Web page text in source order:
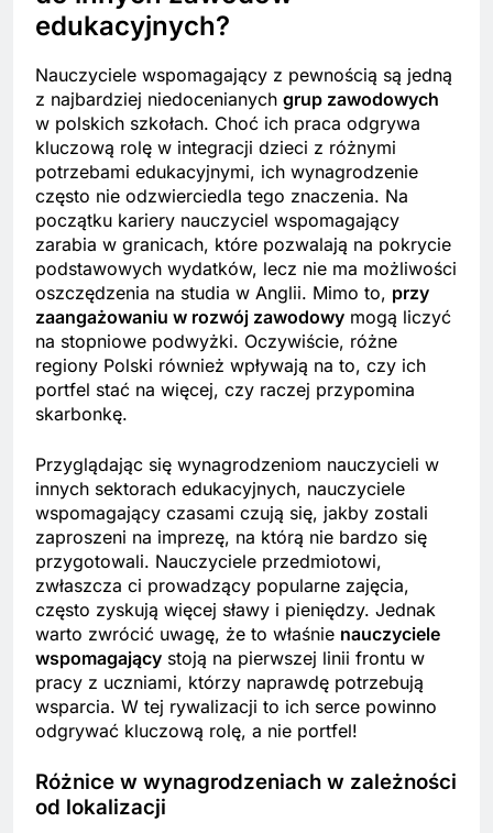
edukacyjnych?
Nauczyciele wspomagający z pewnością są jedną
z najbardziej niedocenianych grup zawodowych
w polskich szkołach. Choć ich praca odgrywa
kluczową rolę w integracji dzieci z różnymi
potrzebami edukacyjnymi, ich wynagrodzenie
często nie odzwierciedla tego znaczenia. Na
początku kariery nauczyciel wspomagający
zarabia w granicach, które pozwalają na pokrycie
podstawowych wydatków, lecz nie ma możliwości
oszczędzenia na studia w Anglii. Mimo to, przy
zaangażowaniu w rozwój zawodowy mogą liczyć
na stopniowe podwyżki. Oczywiście, różne
regiony Polski również wpływają na to, czy ich
portfel stać na więcej, czy raczej przypomina
skarbonkę.
Przyglądając się wynagrodzeniom nauczycieli w
innych sektorach edukacyjnych, nauczyciele
wspomagający czasami czują się, jakby zostali
zaproszeni na imprezę, na którą nie bardzo się
przygotowali. Nauczyciele przedmiotowi,
zwłaszcza ci prowadzący popularne zajęcia,
często zyskują więcej sławy i pieniędzy. Jednak
warto zwrócić uwagę, że to właśnie nauczyciele
wspomagający stoją na pierwszej linii frontu w
pracy z uczniami, którzy naprawdę potrzebują
wsparcia. W tej rywalizacji to ich serce powinno
odgrywać kluczową rolę, a nie portfel!
Różnice w wynagrodzeniach w zależności
od lokalizacji